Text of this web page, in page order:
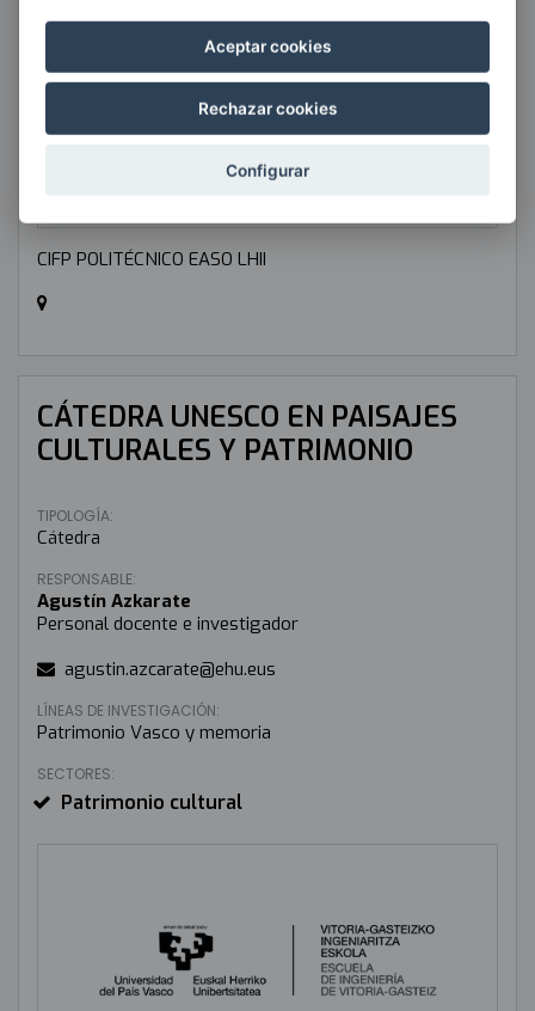
CIFP POLITÉCNICO EASO LHII
CÁTEDRA UNESCO EN PAISAJES
CULTURALES Y PATRIMONIO
TIPOLOGÍA:
Cátedra
RESPONSABLE:
Agustín Azkarate
Personal docente e investigador
agustin.azcarate@ehu.eus
LÍNEAS DE INVESTIGACIÓN:
Patrimonio Vasco y memoria
SECTORES:
Patrimonio cultural
Aceptar cookies
Rechazar cookies
Configurar